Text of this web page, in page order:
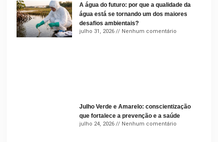
A água do futuro: por que a qualidade da
água está se tornando um dos maiores
desafios ambientais?
julho 31, 2026 Nenhum comentário
Julho Verde e Amarelo: conscientização
que fortalece a prevenção e a saúde
julho 24, 2026 Nenhum comentário